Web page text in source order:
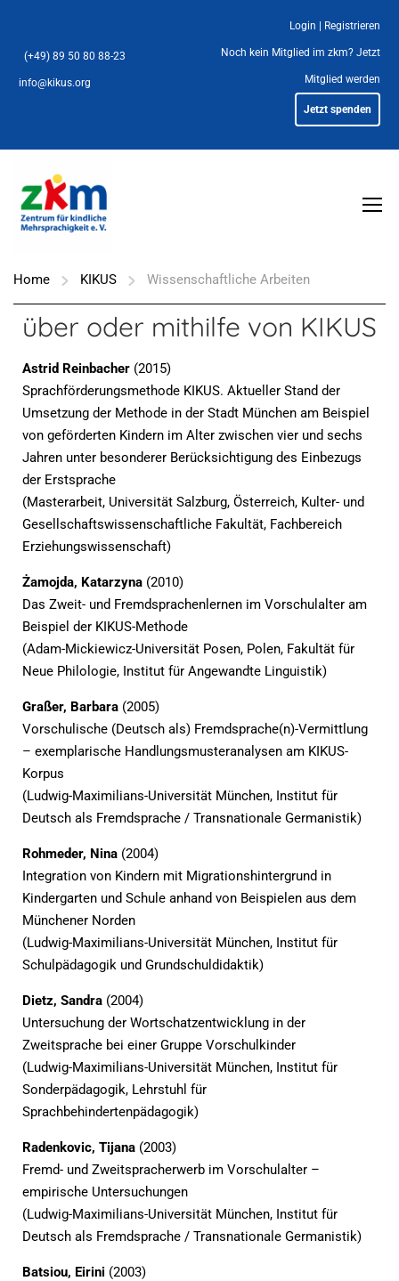
(+49) 89 50 80 88-23
info@kikus.org
Login Registrieren
Noch kein Mitglied im zkm? Jetzt
Mitglied werden
Jetzt spenden
Home KIKUS Wissenschaftliche Arbeiten
über oder mithilfe von KIKUS
Astrid Reinbacher (2015)
Sprachförderungsmethode KIKUS. Aktueller Stand der
Umsetzung der Methode in der Stadt München am Beispiel
von geförderten Kindern im Alter zwischen vier und sechs
Jahren unter besonderer Berücksichtigung des Einbezugs
der Erstsprache
(Masterarbeit, Universität Salzburg, Österreich, Kulter- und
Gesellschaftswissenschaftliche Fakultät, Fachbereich
Erziehungswissenschaft)
Żamojda, Katarzyna (2010)
Das Zweit- und Fremdsprachenlernen im Vorschulalter am
Beispiel der KIKUS-Methode
(Adam-Mickiewicz-Universität Posen, Polen, Fakultät für
Neue Philologie, Institut für Angewandte Linguistik)
Graßer, Barbara (2005)
Vorschulische (Deutsch als) Fremdsprache(n)-Vermittlung
– exemplarische Handlungsmusteranalysen am KIKUS-
Korpus
(Ludwig-Maximilians-Universität München, Institut für
Deutsch als Fremdsprache / Transnationale Germanistik)
Rohmeder, Nina (2004)
Integration von Kindern mit Migrationshintergrund in
Kindergarten und Schule anhand von Beispielen aus dem
Münchener Norden
(Ludwig-Maximilians-Universität München, Institut für
Schulpädagogik und Grundschuldidaktik)
Dietz, Sandra (2004)
Untersuchung der Wortschatzentwicklung in der
Zweitsprache bei einer Gruppe Vorschulkinder
(Ludwig-Maximilians-Universität München, Institut für
Sonderpädagogik, Lehrstuhl für
Sprachbehindertenpädagogik)
Radenkovic, Tijana (2003)
Fremd- und Zweitspracherwerb im Vorschulalter –
empirische Untersuchungen
(Ludwig-Maximilians-Universität München, Institut für
Deutsch als Fremdsprache / Transnationale Germanistik)
Batsiou, Eirini (2003)